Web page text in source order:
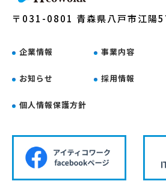
〒031-0801 青森県八戸市江陽
企業情報 事業内容
お知らせ 採用情報
個人情報保護方針